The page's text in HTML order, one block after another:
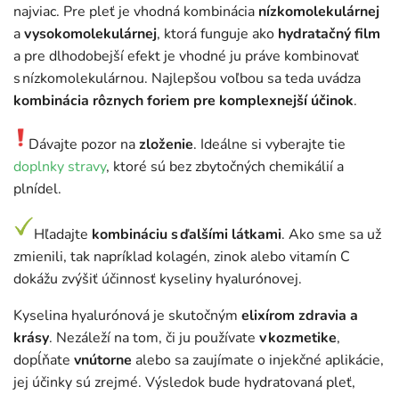
najviac. Pre pleť je vhodná kombinácia nízkomolekulárnej
avysokomolekulárnej, ktorá funguje ako hydratačný film
a pre dlhodobejší efekt je vhodné ju práve kombinovať
s nízkomolekulárnou. Najlepšou voľbou sa teda uvádza
kombinácia rôznych foriem pre komplexnejší účinok.
Dávajte pozor nazloženie. Ideálne si vyberajte tie
doplnky stravy, ktoré sú bez zbytočných chemikálií a
plnídel.
Hľadajte kombináciu s ďalšími látkami. Ako sme sa už
zmienili, tak napríklad kolagén, zinok alebo vitamín C
dokážu zvýšiť účinnosť kyseliny hyalurónovej.
Kyselina hyalurónová je skutočným elixírom zdravia a
krásy. Nezáleží na tom, či ju používate v kozmetike,
dopĺňate vnútorne alebo sa zaujímate o injekčné aplikácie,
jej účinky sú zrejmé. Výsledok bude hydratovaná pleť,